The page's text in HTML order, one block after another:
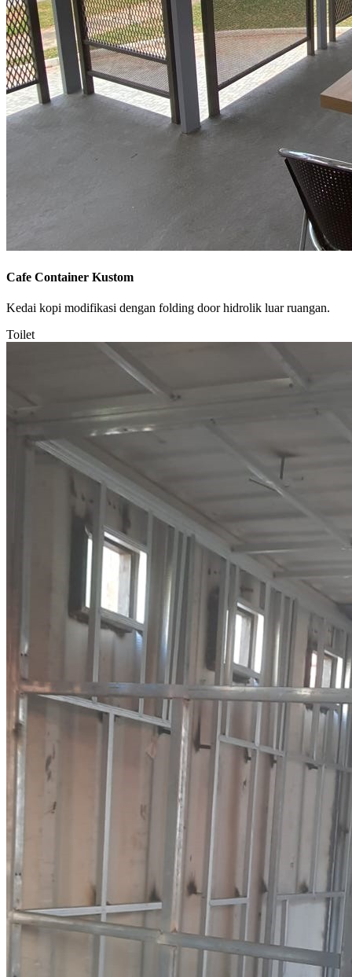
Cafe Container Kustom
Kedai kopi modifikasi dengan folding door hidrolik luar ruangan.
Toilet